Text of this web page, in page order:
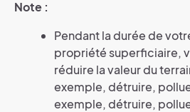
Note :
Pendant la durée de
propriété superficiaire,
réduire la valeur du
exemple, détruire,
exemple, détruire,